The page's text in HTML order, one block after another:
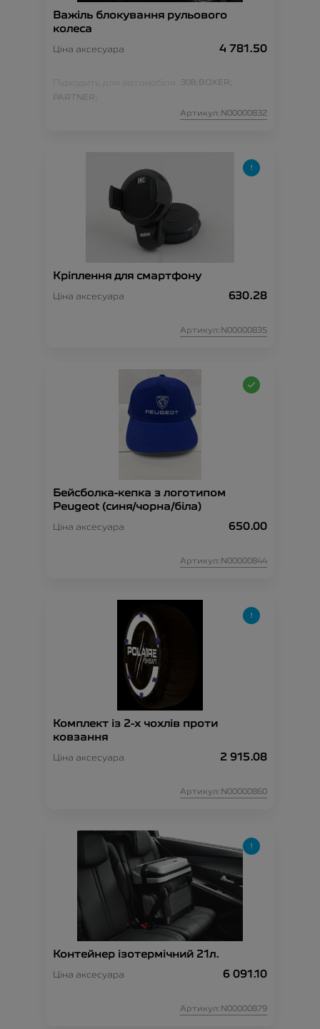
Важіль блокування рульового
колеса
Ціна аксесуара 4 781.50
Підходить для автомобіля : 308; BOXER;
PARTNER;
Артикул:N00000832
Кріплення для смартфону
Ціна аксесуара 630.28
Артикул:N00000835
Бейсболка-кепка з логотипом
Peugeot (синя/чорна/біла)
Ціна аксесуара 650.00
Артикул:N00000844
Комплект із 2-х чохлів проти
ковзання
Ціна аксесуара 2 915.08
Артикул:N00000860
Контейнер ізотермічний 21л.
Ціна аксесуара 6 091.10
Артикул:N00000879